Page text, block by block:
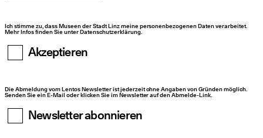
Ich stimme zu, dass Museen der Stadt Linz meine personenbezogenen Daten verarbeitet.
Mehr Infos finden Sie unter Datenschutzerklärung.
Akzeptieren
Die Abmeldung vom Lentos Newsletter ist jederzeit ohne Angaben von Gründen möglich.
Senden Sie ein E-Mail oder klicken Sie im Newsletter auf den Abmelde-Link.
Newsletter abonnieren